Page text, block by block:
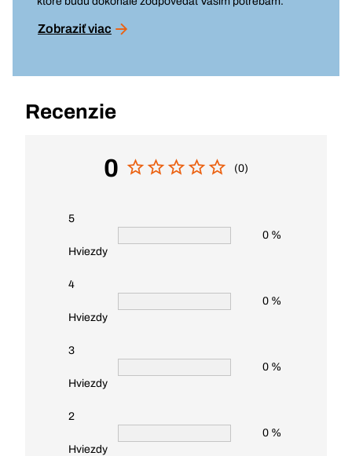
Zobraziť viac
Recenzie
0 (0)
5
Hviezdy
0 %
4
Hviezdy
0 %
3
Hviezdy
0 %
2
Hviezdy
0 %